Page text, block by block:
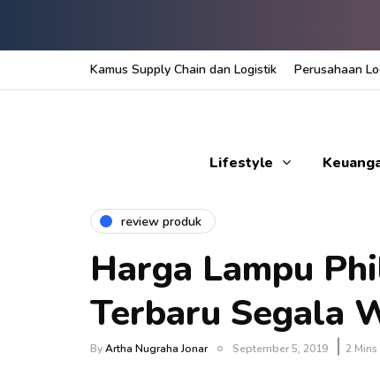
Kamus Supply Chain dan Logistik Perusahaan
Lifestyle
review produk
Harga Lampu
Terbaru Segala
ByArtha Nugraha Jonar September 5, 2019 2